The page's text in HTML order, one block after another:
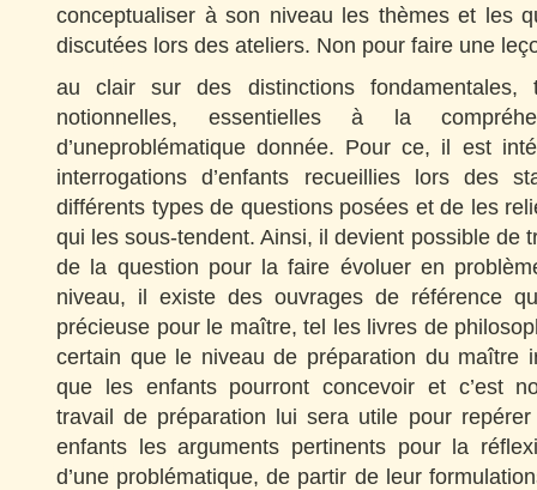
conceptualiser à son niveau les thèmes et les
discutées lors des ateliers. Non pour faire une
au clair sur des distinctions fondamentales,
notionnelles, essentielles à la
d’uneproblématique donnée. Pour ce, il est
interrogations d’enfants recueillies lors des
différents types de questions posées et de les
qui les sous-tendent. Ainsi, il devient possible de
de la question pour la faire évoluer en
niveau, il existe des ouvrages de référence
précieuse pour le maître, tel les livres de
certain que le niveau de préparation du maître
que les enfants pourront concevoir et c’est
travail de préparation lui sera utile pour
enfants les arguments pertinents pour la
d’une problématique, de partir de leur